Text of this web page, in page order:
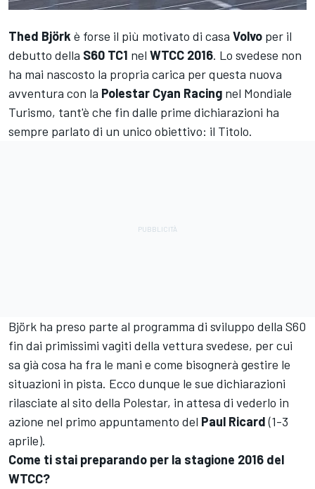
Thed Björk è forse il più motivato di casa Volvo per il
debutto della S60 TC1 nel WTCC 2016. Lo svedese non
ha mai nascosto la propria carica per questa nuova
avventura con la Polestar Cyan Racing nel Mondiale
Turismo, tant'è che fin dalle prime dichiarazioni ha
sempre parlato di un unico obiettivo: il Titolo.
Björk ha preso parte al programma di sviluppo della S60
fin dai primissimi vagiti della vettura svedese, per cui
sa già cosa ha fra le mani e come bisognerà gestire le
situazioni in pista. Ecco dunque le sue dichiarazioni
rilasciate al sito della Polestar, in attesa di vederlo in
azione nel primo appuntamento del Paul Ricard(1-3
aprile).
Come ti stai preparando per la stagione 2016 del
WTCC?